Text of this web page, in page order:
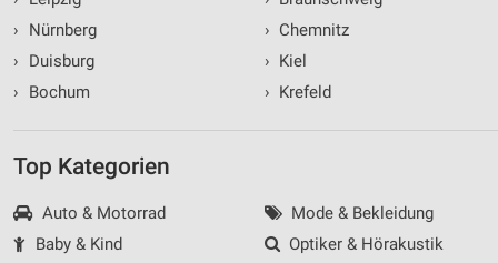
›
Nürnberg
›
Duisburg
›
Bochum
› Chemnitz
› Kiel
› Krefeld
Top Kategorien
Auto & Motorrad
Baby & Kind
Mode & Bekleidung
Optiker & Hörakustik